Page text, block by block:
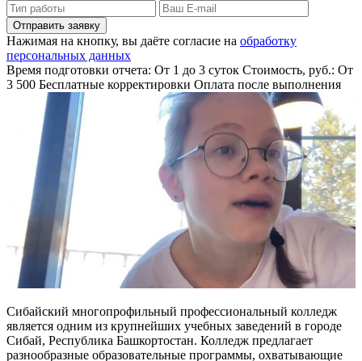
Отправить заявку
Нажимая на кнопку, вы даёте согласие на обработку
персональных данных
Время подготовки отчета: От 1 до 3 суток Стоимость, руб.: От
3 500 Бесплатные корректировки Оплата после выполнения
Сибайский многопрофильный профессиональный колледж
является одним из крупнейших учебных заведений в городе
Сибай, Республика Башкортостан. Колледж предлагает
разнообразные образовательные программы, охватывающие